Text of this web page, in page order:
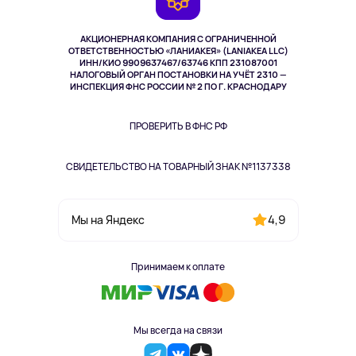
АКЦИОНЕРНАЯ КОМПАНИЯ С ОГРАНИЧЕННОЙ
ОТВЕТСТВЕННОСТЬЮ «ЛАНИАКЕЯ» (LANIAKEA LLC)
ИНН/КИО 9909637467/63746 КПП 231087001
НАЛОГОВЫЙ ОРГАН ПОСТАНОВКИ НА УЧЁТ 2310 —
ИНСПЕКЦИЯ ФНС РОССИИ № 2 ПО Г. КРАСНОДАРУ
ПРОВЕРИТЬ В ФНС РФ
СВИДЕТЕЛЬСТВО НА ТОВАРНЫЙ ЗНАК №1137338
Мы на Яндекс 4,9
Принимаем к оплате
Мы всегда на связи
Здоровье питомцев
Одежда и аксессуары